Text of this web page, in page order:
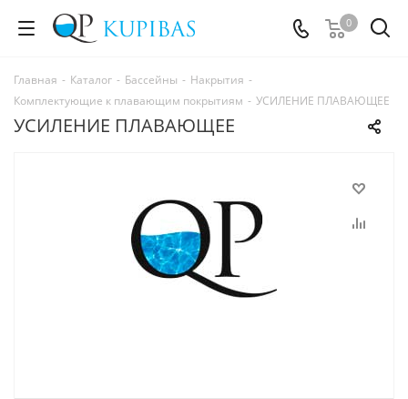
0
Главная - Каталог - Бассейны - Накрытия -
Комплектующие к плавающим покрытиям - УСИЛЕНИЕ ПЛАВАЮЩЕЕ
УСИЛЕНИЕ ПЛАВАЮЩЕЕ